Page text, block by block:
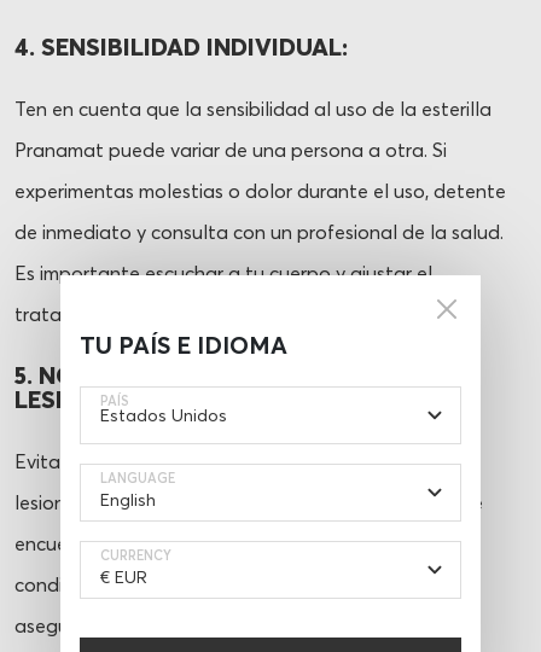
TU PAÍS E IDIOMA
PAÍS
LANGUAGE
CURRENCY
4. SENSIBILIDAD INDIVIDUAL:
Ten en cuenta que la sensibilidad al uso de la esterilla
Pranamat puede variar de una persona a otra. Si
experimentas molestias o dolor durante el uso, detente
de inmediato y consulta con un profesional de la salud.
Es importante escuchar a tu cuerpo y ajustar el
tratamiento según sea necesario.
5. NO UTILIZAR EN PIEL IRRITADA O
LESIONADA:
Evita usar la esterilla Pranamat sobre piel irritada,
lesionada o con heridas abiertas en el área donde se
encuentra el nervio ciático. Esto puede empeorar la
condición y causar molestias adicionales. Siempre
asegúrate de que la piel esté limpia y en condiciones